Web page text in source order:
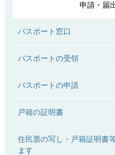
申請・届
パスポート窓口
パスポートの受領
パスポートの申請
戸籍の証明書
住民票の写し・戸籍証明書
ます